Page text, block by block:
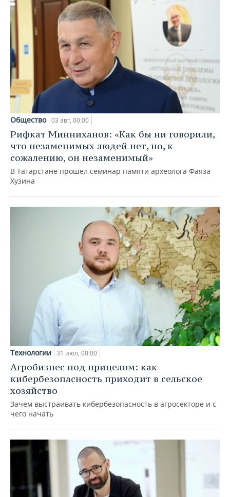
Общество 03 авг, 00:00
Рифкат Минниханов: «Как бы ни говорили,
что незаменимых людей нет, но, к
сожалению, он незаменимый»
В Татарстане прошел семинар памяти археолога Фаяза
Хузина
Технологии 31 июл, 00:00
Агробизнес под прицелом: как
кибербезопасность приходит в сельское
хозяйство
Зачем выстраивать кибербезопасность в агросекторе и с
чего начать